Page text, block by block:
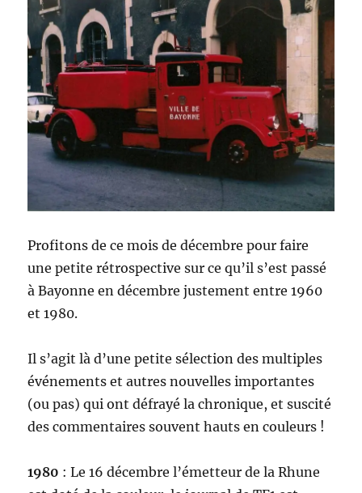
Profitons de ce mois de décembre pour faire
une petite rétrospective sur ce qu’il s’est passé
à Bayonne en décembre justement entre 1960
et 1980.
Il s’agit là d’une petite sélection des multiples
événements et autres nouvelles importantes
(ou pas) qui ont défrayé la chronique, et suscité
des commentaires souvent hauts en couleurs !
1980 : Le 16 décembre l’émetteur de la Rhune